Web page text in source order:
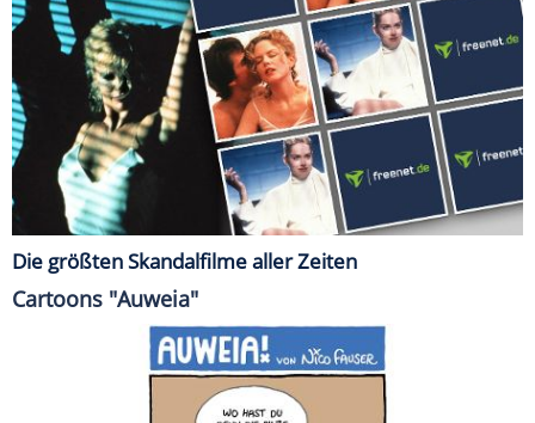
Die größten Skandalfilme aller Zeiten
Cartoons "Auweia"